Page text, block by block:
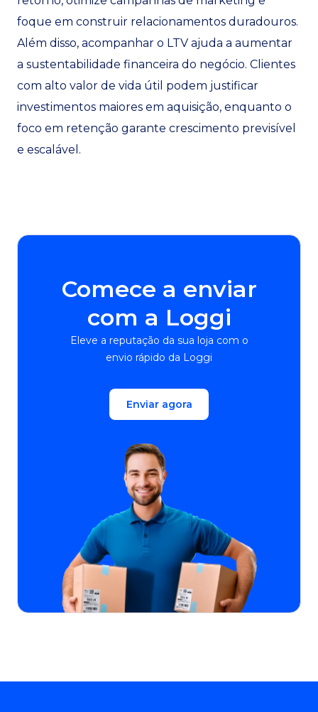
foque em construir relacionamentos duradouros.
Além disso, acompanhar o LTV ajuda a aumentar
a sustentabilidade financeira do negócio. Clientes
com alto valor de vida útil podem justificar
investimentos maiores em aquisição, enquanto o
foco em retenção garante crescimento previsível
e escalável.
Comece a enviar
com a Loggi
Eleve a reputação da sua loja com o
envio rápido da Loggi
Enviar agora